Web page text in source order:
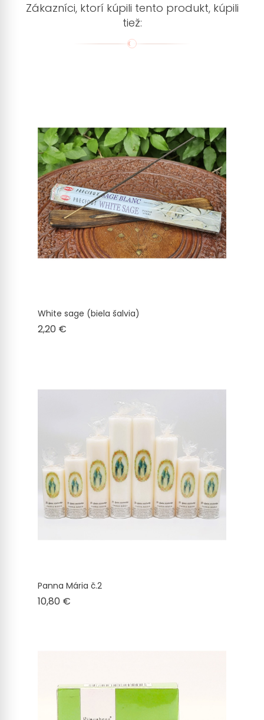
Zákazníci, ktorí kúpili tento produkt, kúpili
tiež:
White sage (biela šalvia)
2,20 €
Panna Mária č.2
10,80 €